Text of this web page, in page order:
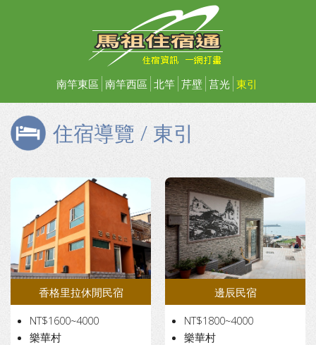
南竿東區 南竿西區 北竿 芹壁 莒光 東引
住宿導覽 / 東引
香格里拉休閒民宿
NT$1600~4000
樂華村
邊辰民宿
NT$1800~4000
樂華村